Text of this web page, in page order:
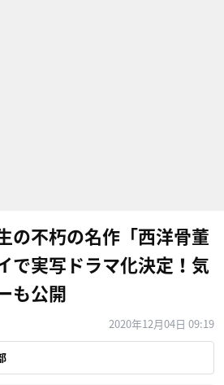
の不朽の名作「西洋骨董
で実写ドラマ化決定！気
も公開
2020年12月04日 09:19